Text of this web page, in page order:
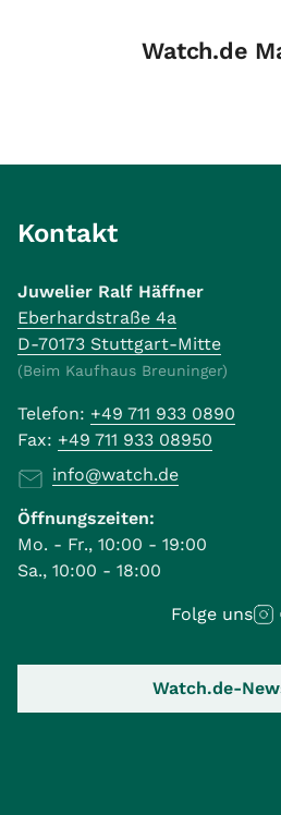
Watch.de
Kontakt
Juwelier Ralf Häffner
Eberhardstraße 4a
D-70173 Stuttgart-Mitte
(Beim Kaufhaus Breuninger)
Telefon: +49 711 933 0890
Fax: +49 711 933 08950
info@watch.de
Öffnungszeiten:
Mo. - Fr., 10:00 - 19:00
Sa., 10:00 - 18:00
Folge uns
Watch.de-